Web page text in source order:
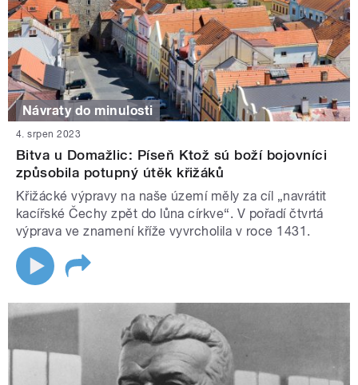
Návraty do minulosti
4. srpen 2023
Bitva u Domažlic: Píseň Ktož sú boží bojovníci
způsobila potupný útěk křižáků
Křižácké výpravy na naše území měly za cíl „navrátit
kacířské Čechy zpět do lůna církve“. V pořadí čtvrtá
výprava ve znamení kříže vyvrcholila v roce 1431.